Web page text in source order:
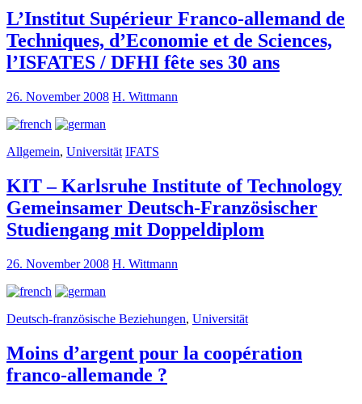
L’Institut Supérieur Franco-allemand de
Techniques, d’Economie et de Sciences,
l’ISFATES / DFHI fête ses 30 ans
26. November 2008 H. Wittmann
Allgemein, Universität IFATS
KIT – Karlsruhe Institute of Technology
Gemeinsamer Deutsch-Französischer
Studiengang mit Doppeldiplom
26. November 2008 H. Wittmann
Deutsch-französische Beziehungen, Universität
Moins d’argent pour la coopération
franco-allemande ?